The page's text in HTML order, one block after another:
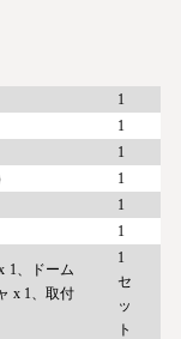
1
1
1
1
1
1
1、ドーム
x 1、取付
1
セ
ッ
ト